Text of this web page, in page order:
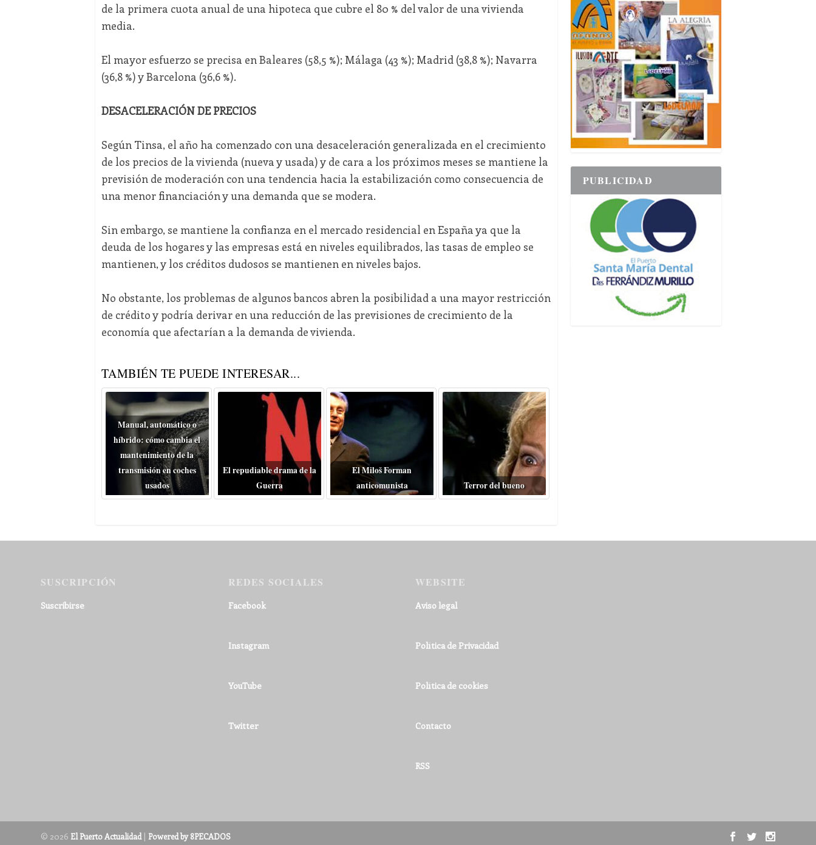
de la primera cuota anual de una hipoteca que cubre el 80 % del valor de una vivienda
media.
El mayor esfuerzo se precisa en Baleares (58,5 %); Málaga (43 %); Madrid (38,8 %); Navarra
(36,8 %) y Barcelona (36,6 %).
DESACELERACIÓN DE PRECIOS
Según Tinsa, el año ha comenzado con una desaceleración generalizada en el crecimiento
de los precios de la vivienda (nueva y usada) y de cara a los próximos meses se mantiene la
previsión de moderación con una tendencia hacia la estabilización como consecuencia de
una menor financiación y una demanda que se modera.
Sin embargo, se mantiene la confianza en el mercado residencial en España ya que la
deuda de los hogares y las empresas está en niveles equilibrados, las tasas de empleo se
mantienen, y los créditos dudosos se mantienen en niveles bajos.
No obstante, los problemas de algunos bancos abren la posibilidad a una mayor restricción
de crédito y podría derivar en una reducción de las previsiones de crecimiento de la
economía que afectarían a la demanda de vivienda.
TAMBIÉN TE PUEDE INTERESAR...
Manual, automático o
híbrido: cómo cambia el
mantenimiento de la
transmisión en coches
usados
El repudiable drama de la
Guerra
El Miloš Forman
anticomunista
Terror del bueno
PUBLICIDAD
SUSCRIPCIÓN
Suscribirse
REDES SOCIALES
Facebook
Instagram
YouTube
Twitter
WEBSITE
Aviso legal
Política de Privacidad
Política de cookies
Contacto
RSS
© 2026 El Puerto Actualidad | Powered by 8PECADOS